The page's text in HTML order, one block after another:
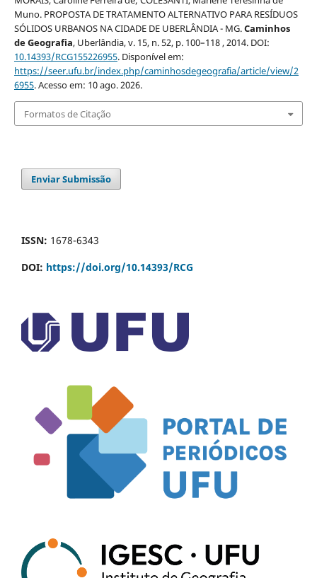
Muno. PROPOSTA DE TRATAMENTO ALTERNATIVO PARA RESÍDUOS
SÓLIDOS URBANOS NA CIDADE DE UBERLÂNDIA - MG.Caminhos
de Geografia, Uberlândia, v. 15, n. 52, p. 100–118 , 2014. DOI:
10.14393/RCG155226955. Disponível em:
https://seer.ufu.br/index.php/caminhosdegeografia/article/view/2
6955. Acesso em: 10 ago. 2026.
Formatos de Citação
Enviar Submissão
ISSN: 1678-6343
DOI: https://doi.org/10.14393/RCG